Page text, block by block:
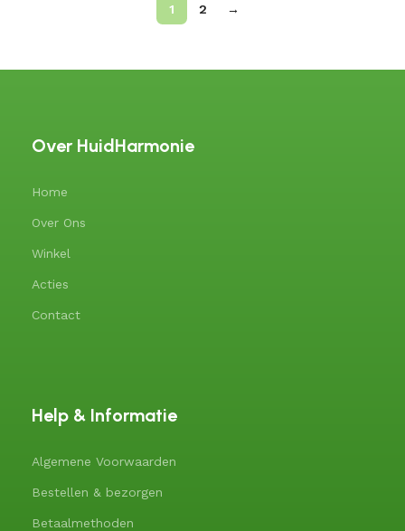
1 2 →
Over HuidHarmonie
Home
Over Ons
Winkel
Acties
Contact
Help & Informatie
Algemene Voorwaarden
Bestellen & bezorgen
Betaalmethoden